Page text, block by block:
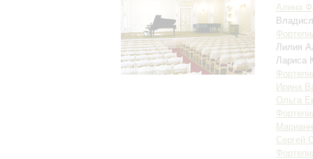
Алина
Лилия
Лариса
Ирина
Ольга
Сергей